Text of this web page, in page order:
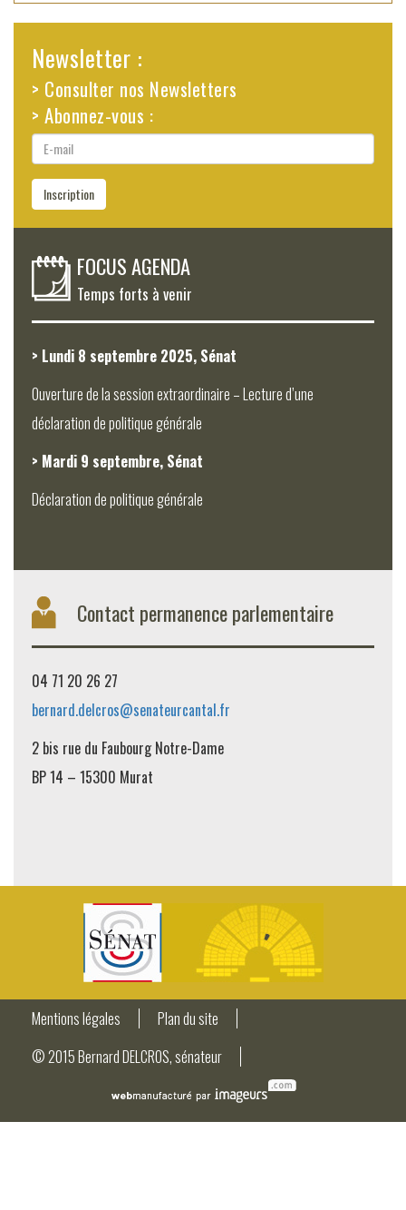
Newsletter :
> Consulter nos Newsletters
> Abonnez-vous :
E-
mail
Inscription
FOCUS AGENDA
Temps forts à venir
> Lundi 8 septembre 2025, Sénat
Ouverture de la session extraordinaire – Lecture d’une
déclaration de politique générale
> Mardi 9 septembre, Sénat
Déclaration de politique générale
Contact permanence parlementaire
04 71 20 26 27
bernard.delcros@senateurcantal.fr
2 bis rue du Faubourg Notre-Dame
BP 14 – 15300 Murat
Mentions légales
Plan du site
© 2015 Bernard DELCROS, sénateur